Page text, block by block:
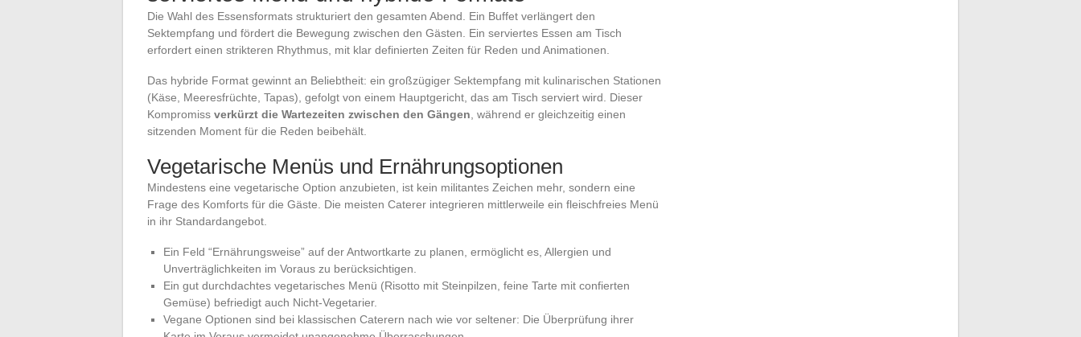
Die Wahl des Essensformats strukturiert den gesamten Abend. Ein Buffet verlängert den
Sektempfang und fördert die Bewegung zwischen den Gästen. Ein serviertes Essen am Tisch
erfordert einen strikteren Rhythmus, mit klar definierten Zeiten für Reden und Animationen.
Das hybride Format gewinnt an Beliebtheit: ein großzügiger Sektempfang mit kulinarischen Stationen
(Käse, Meeresfrüchte, Tapas), gefolgt von einem Hauptgericht, das am Tisch serviert wird. Dieser
Kompromiss verkürzt die Wartezeiten zwischen den Gängen , während er gleichzeitig einen
sitzenden Moment für die Reden beibehält.
Vegetarische Menüs und Ernährungsoptionen
Mindestens eine vegetarische Option anzubieten, ist kein militantes Zeichen mehr, sondern eine
Frage des Komforts für die Gäste. Die meisten Caterer integrieren mittlerweile ein fleischfreies Menü
in ihr Standardangebot.
Ein Feld “Ernährungsweise” auf der Antwortkarte zu planen, ermöglicht es, Allergien und
Unverträglichkeiten im Voraus zu berücksichtigen.
Ein gut durchdachtes vegetarisches Menü (Risotto mit Steinpilzen, feine Tarte mit confierten
Gemüse) befriedigt auch Nicht-Vegetarier.
Vegane Optionen sind bei klassischen Caterern nach wie vor seltener: Die Überprüfung ihrer